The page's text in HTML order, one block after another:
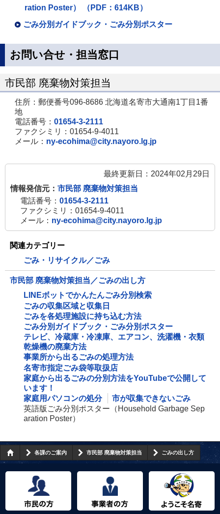
ration Poster） （PDF：614KB）
ごみ分別ガイドブック・ごみ分別ポスター
お問い合せ・担当窓口
市民部 廃棄物対策担当
住所：郵便番号096-8686 北海道名寄市大通南1丁目1番
地
電話番号： 01654-3-2111
ファクシミリ：01654-9-4011
メール： ny-ecohima@city.nayoro.lg.jp
最終更新日：2024年02月29日
情報発信元： 市民部 廃棄物対策担当
電話番号： 01654-3-2111
ファクシミリ：01654-9-4011
メール： ny-ecohima@city.nayoro.lg.jp
関連カテゴリー
ごみ・リサイクル／ごみ
市民部 廃棄物対策担当／ごみの出し方
LINEボットでかんたんごみ分別検索
ごみの収集区域と収集日
ごみを各処理施設に持ち込む方法
ごみ分別ガイドブック・ごみ分別ポスター
テレビ、冷蔵庫・冷凍庫、エアコン、洗濯機・衣類
乾燥機の廃棄方法
事業所から出るごみの処理方法
名寄市指定ごみ袋等取扱店
家庭から出るごみの分別方法をYouTubeで公開して
います！
家庭用パソコンの処分
市が収集できないごみ
英語版ごみ分別ポスター（Household Garbage Sep
aration Poster）
各課のご案内 市民部 廃棄物対策担当 ごみの出し方